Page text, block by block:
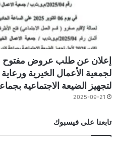
لجمعية الأعمال الخيرية
لتجهيز الضيعة الاجتماعية
2025-09-21
تابعنا على فيسبوك